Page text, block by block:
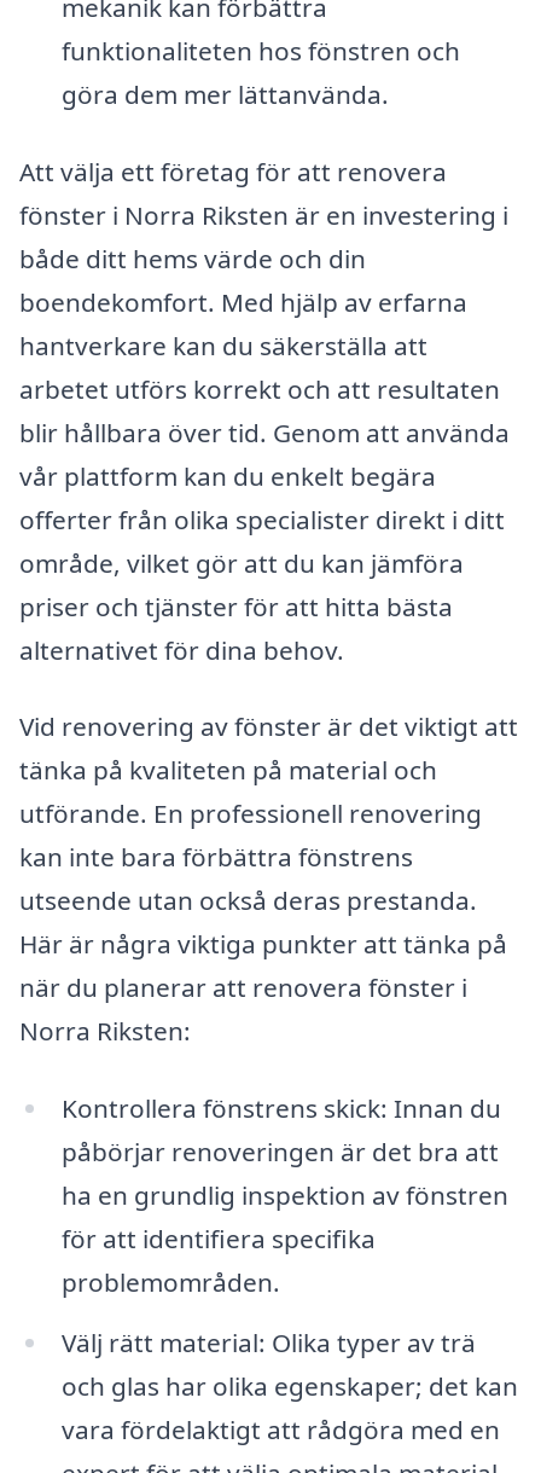
mekanik kan förbättra
funktionaliteten hos fönstren och
göra dem mer lättanvända.
Att välja ett företag för att renovera
fönster i Norra Riksten är en investering i
både ditt hems värde och din
boendekomfort. Med hjälp av erfarna
hantverkare kan du säkerställa att
arbetet utförs korrekt och att resultaten
blir hållbara över tid. Genom att använda
vår plattform kan du enkelt begära
offerter från olika specialister direkt i ditt
område, vilket gör att du kan jämföra
priser och tjänster för att hitta bästa
alternativet för dina behov.
Vid renovering av fönster är det viktigt att
tänka på kvaliteten på material och
utförande. En professionell renovering
kan inte bara förbättra fönstrens
utseende utan också deras prestanda.
Här är några viktiga punkter att tänka på
när du planerar att renovera fönster i
Norra Riksten:
Kontrollera fönstrens skick: Innan du
påbörjar renoveringen är det bra att
ha en grundlig inspektion av fönstren
för att identifiera specifika
problemområden.
Välj rätt material: Olika typer av trä
och glas har olika egenskaper; det kan
vara fördelaktigt att rådgöra med en